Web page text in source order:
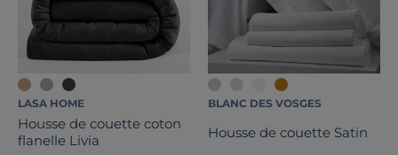
LASA HOME
Housse de couette coton
flanelle Livia
BLANC DES VOSGES
Housse de couette Satin